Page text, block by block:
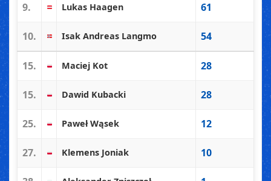
9. Lukas Haagen 61
10. Isak Andreas Langmo 54
15. Maciej Kot 28
15. Dawid Kubacki 28
25. Paweł Wąsek 12
27. Klemens Joniak 10